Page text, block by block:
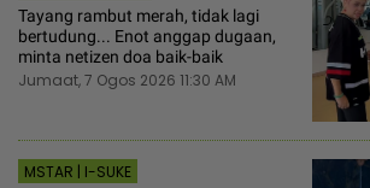
Tayang rambut merah, tidak lagi
bertudung... Enot anggap dugaan,
minta netizen doa baik-baik
Jumaat, 7 Ogos 2026 11:30 AM
MSTAR | I-SUKE